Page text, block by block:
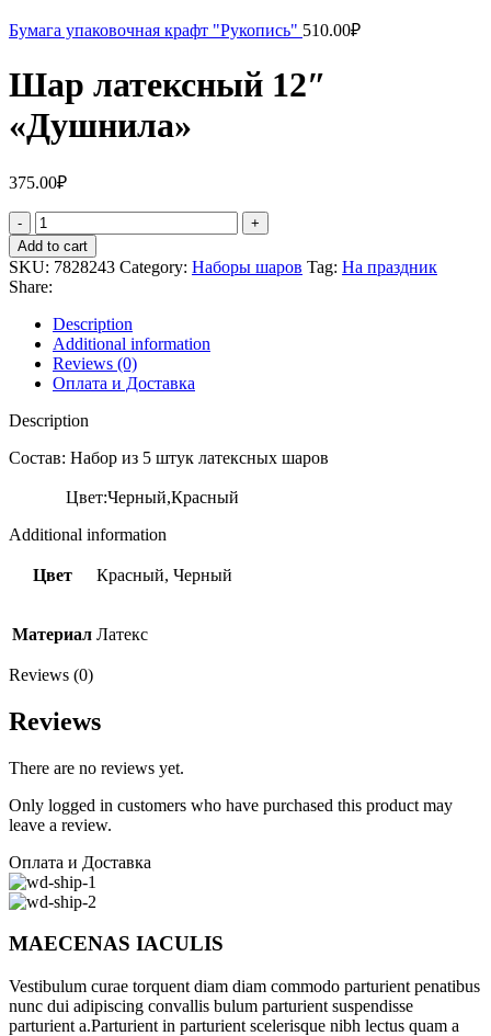
Бумага упаковочная крафт "Рукопись" 510.00₽
Шар латексный 12″
«Душнила»
375.00₽
Шар
латексный
12"
«Душнила»
quantity
Add to cart
SKU: 7828243 Category: Наборы шаров Tag: На праздник
Share:
Description
Additional information
Reviews (0)
Оплата и Доставка
Description
Состав: Набор из 5 штук латексных шаров
Цвет:Черный,Красный
Additional information
Цвет Красный, Черный
Материал Латекс
Reviews (0)
Reviews
There are no reviews yet.
Only logged in customers who have purchased this product may
leave a review.
Оплата и Доставка
MAECENAS IACULIS
Vestibulum curae torquent diam diam commodo parturient penatibus
nunc dui adipiscing convallis bulum parturient suspendisse
parturient a.Parturient in parturient scelerisque nibh lectus quam a